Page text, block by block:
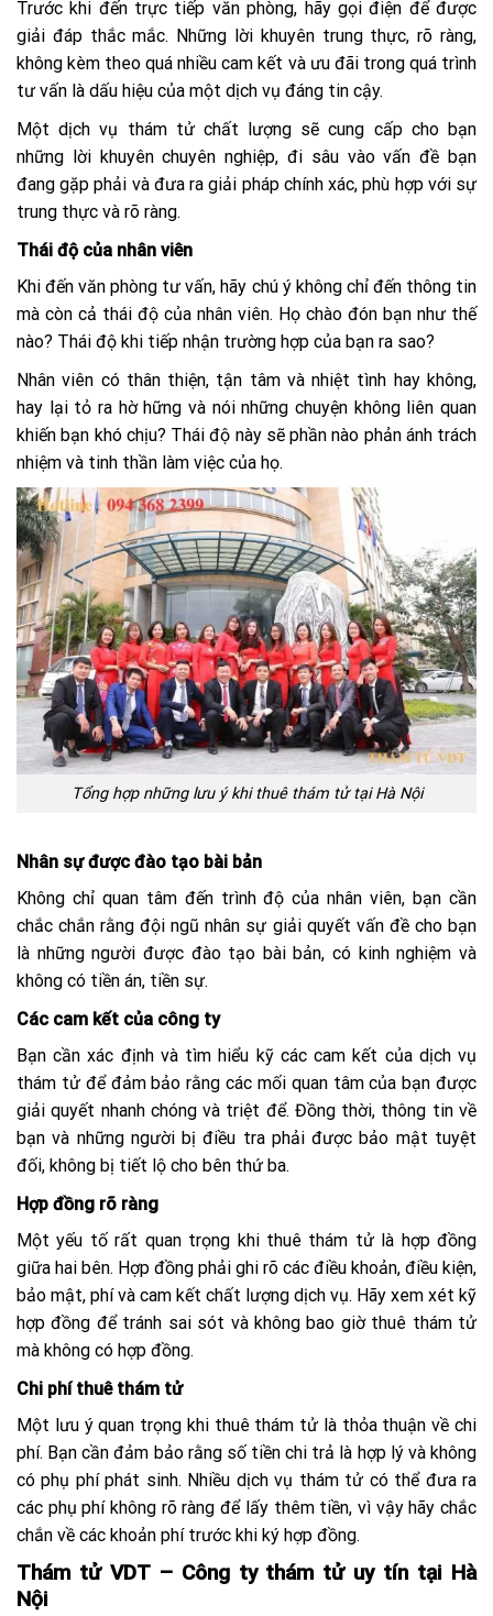
Trước khi đến trực tiếp văn phòng, hãy gọi điện để được
giải đáp thắc mắc. Những lời khuyên trung thực, rõ ràng,
không kèm theo quá nhiều cam kết và ưu đãi trong quá trình
tư vấn là dấu hiệu của một dịch vụ đáng tin cậy.
Một dịch vụ thám tử chất lượng sẽ cung cấp cho bạn
những lời khuyên chuyên nghiệp, đi sâu vào vấn đề bạn
đang gặp phải và đưa ra giải pháp chính xác, phù hợp với sự
trung thực và rõ ràng.
Thái độ của nhân viên
Khi đến văn phòng tư vấn, hãy chú ý không chỉ đến thông tin
mà còn cả thái độ của nhân viên. Họ chào đón bạn như thế
nào? Thái độ khi tiếp nhận trường hợp của bạn ra sao?
Nhân viên có thân thiện, tận tâm và nhiệt tình hay không,
hay lại tỏ ra hờ hững và nói những chuyện không liên quan
khiến bạn khó chịu? Thái độ này sẽ phần nào phản ánh trách
nhiệm và tinh thần làm việc của họ.
Tổng hợp những lưu ý khi thuê thám tử tại Hà Nội
Nhân sự được đào tạo bài bản
Không chỉ quan tâm đến trình độ của nhân viên, bạn cần
chắc chắn rằng đội ngũ nhân sự giải quyết vấn đề cho bạn
là những người được đào tạo bài bản, có kinh nghiệm và
không có tiền án, tiền sự.
Các cam kết của công ty
Bạn cần xác định và tìm hiểu kỹ các cam kết của dịch vụ
thám tử để đảm bảo rằng các mối quan tâm của bạn được
giải quyết nhanh chóng và triệt để. Đồng thời, thông tin về
bạn và những người bị điều tra phải được bảo mật tuyệt
đối, không bị tiết lộ cho bên thứ ba.
Hợp đồng rõ ràng
Một yếu tố rất quan trọng khi thuê thám tử là hợp đồng
giữa hai bên. Hợp đồng phải ghi rõ các điều khoản, điều kiện,
bảo mật, phí và cam kết chất lượng dịch vụ. Hãy xem xét kỹ
hợp đồng để tránh sai sót và không bao giờ thuê thám tử
mà không có hợp đồng.
Chi phí thuê thám tử
Một lưu ý quan trọng khi thuê thám tử là thỏa thuận về chi
phí. Bạn cần đảm bảo rằng số tiền chi trả là hợp lý và không
có phụ phí phát sinh. Nhiều dịch vụ thám tử có thể đưa ra
các phụ phí không rõ ràng để lấy thêm tiền, vì vậy hãy chắc
chắn về các khoản phí trước khi ký hợp đồng.
Thám tử VDT – Công ty thám tử uy tín tại Hà
Nội